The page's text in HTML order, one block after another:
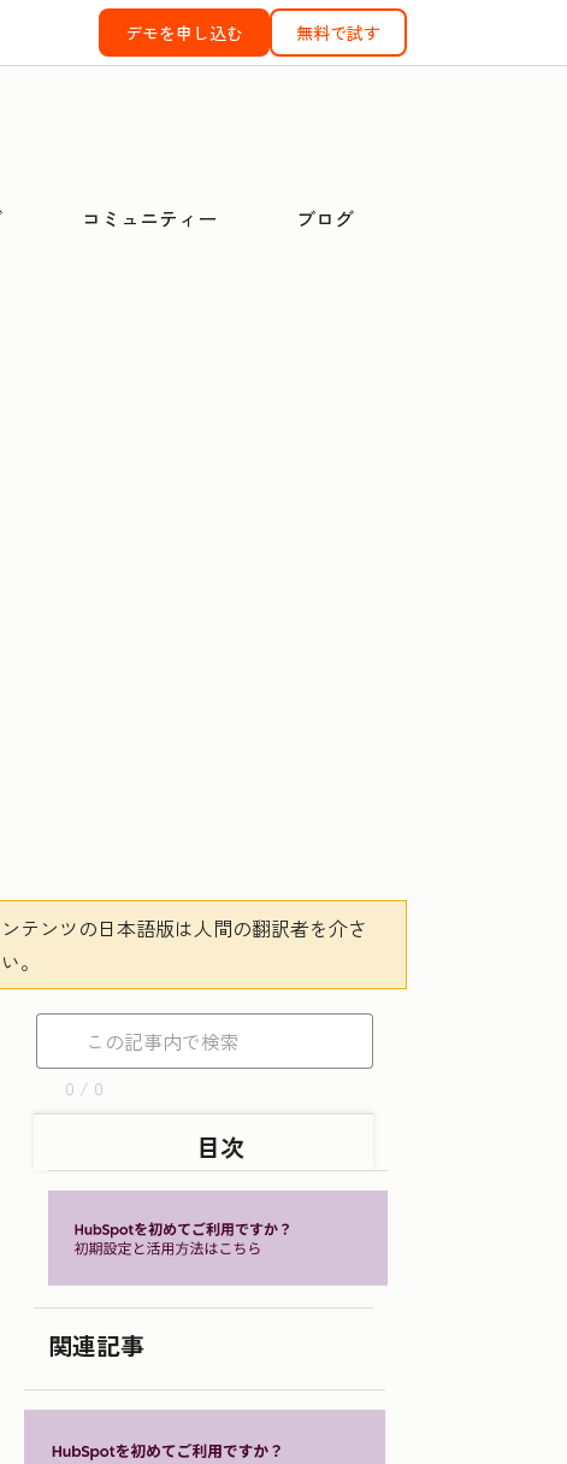
デモを申し込む 無料で試す
コミュニティー ブログ
テンツの日本語版は人間の翻訳者を介さ
。
0 / 0
目次
関連記事